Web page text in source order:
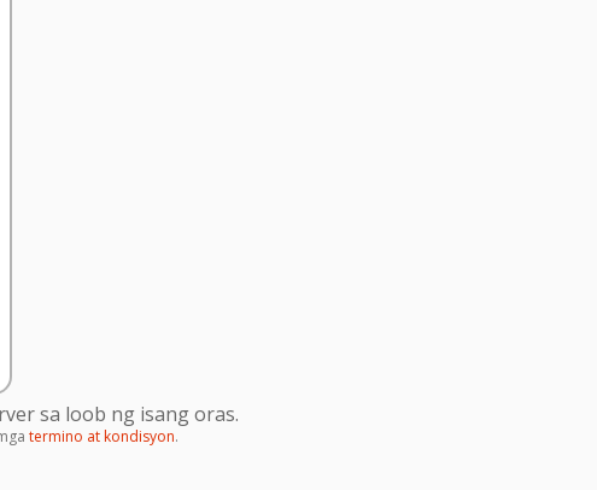
sa loob ng isang oras.
termino at kondisyon.